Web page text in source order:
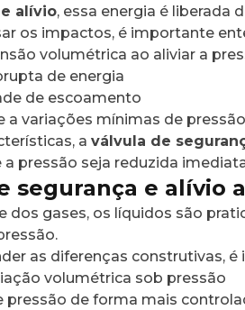
alívio, essa energia é liberada
os impactos, é importante
volumétrica ao aliviar a
de energia
de escoamento
a variações mínimas de pressão
aválvula de
a pressão seja reduzida
segurança e alívio
dos gases, os líquidos são
as diferenças construtivas,
volumétrica sob pressão
pressão de forma mais